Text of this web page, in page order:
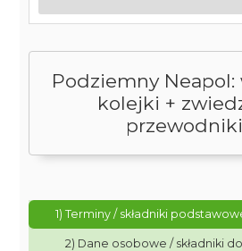
Podziemny Neapol:
kolejki +
1) Terminy / składniki
2) Dane osobowe / składniki